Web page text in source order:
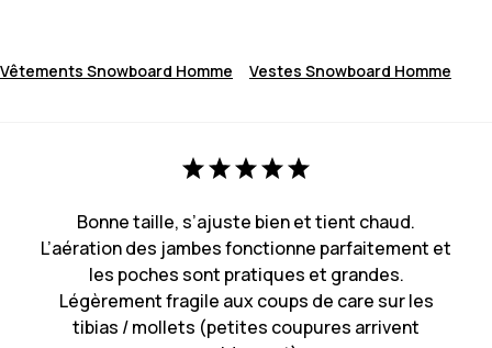
Vêtements Snowboard Homme Vestes Snowboard Homme
Bonne taille, s’ajuste bien et tient chaud.
L’aération des jambes fonctionne parfaitement et
les poches sont pratiques et grandes.
Légèrement fragile aux coups de care sur les
tibias / mollets (petites coupures arrivent